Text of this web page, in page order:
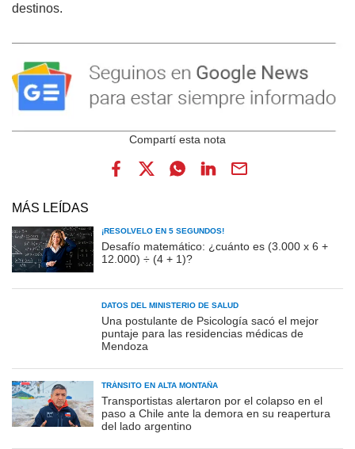
destinos.
MÁS LEÍDAS
¡RESOLVELO EN 5 SEGUNDOS!
Desafío matemático: ¿cuánto es (3.000 x 6 +
12.000) ÷ (4 + 1)?
DATOS DEL MINISTERIO DE SALUD
Una postulante de Psicología sacó el mejor
puntaje para las residencias médicas de
Mendoza
TRÁNSITO EN ALTA MONTAÑA
Transportistas alertaron por el colapso en el
paso a Chile ante la demora en su reapertura
del lado argentino